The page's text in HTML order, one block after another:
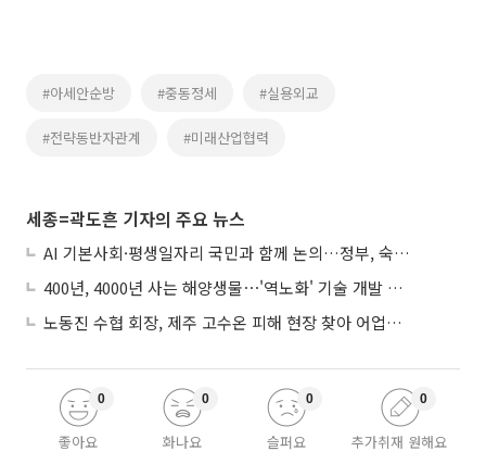
#아세안순방 #중동정세 #실용외교
#전략동반자관계 #미래산업협력
세종=곽도흔 기자의 주요 뉴스
AI 기본사회·평생일자리 국민과 함께 논의…정부, 숙의공론화 착수
400년, 4000년 사는 해양생물⋯'역노화' 기술 개발 추진
노동진 수협 회장, 제주 고수온 피해 현장 찾아 어업인 지원 점검
좋아요
0
화나요
0
슬퍼요
0
추가취재 원해요
0